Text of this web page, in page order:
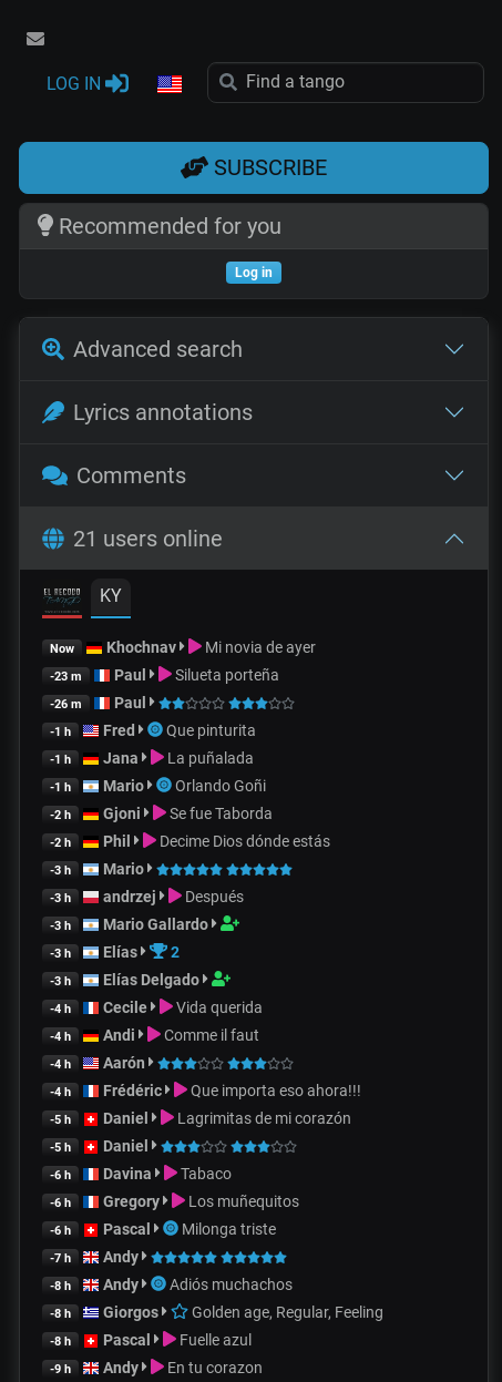
LOG IN
SUBSCRIBE
Recommended for you
Log in
Advanced search
Lyrics annotations
Comments
21 users online
KY
Now Khochnav Mi novia de ayer
-23 m Paul Silueta porteña
-26 m Paul
-1 h Fred Que pinturita
-1 h Jana La puñalada
-1 h Mario Orlando Goñi
-2 h Gjoni Se fue Taborda
-2 h Phil Decime Dios dónde estás
-3 h Mario
-3 h andrzej Después
-3 h Mario Gallardo
-3 h Elías 2
-3 h Elías Delgado
-4 h Cecile Vida querida
-4 h Andi Comme il faut
-4 h Aarón
-4 h Frédéric Que importa eso ahora!!!
-5 h Daniel Lagrimitas de mi corazón
-5 h Daniel
-6 h Davina Tabaco
-6 h Gregory Los muñequitos
-6 h Pascal Milonga triste
-7 h Andy
-8 h Andy Adiós muchachos
-8 h Giorgos Golden age, Regular, Feeling
-8 h Pascal Fuelle azul
-9 h Andy En tu corazon